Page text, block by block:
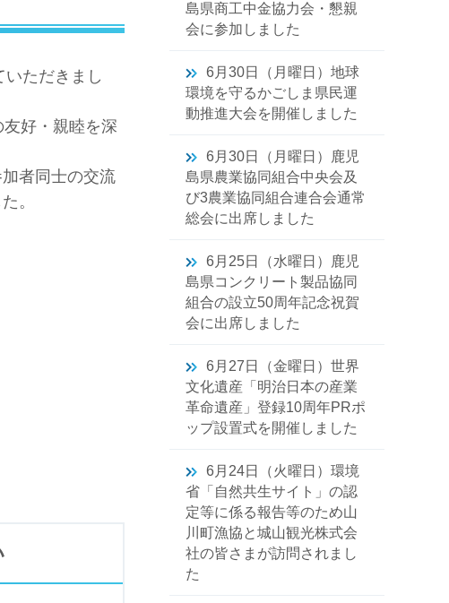
ただきまし
好・親睦を深
者同士の交流
。
島県商工中金協力会・懇親
会に参加しました
6月30日（月曜日）地球
環境を守るかごしま県民運
動推進大会を開催しました
6月30日（月曜日）鹿児
島県農業協同組合中央会及
び3農業協同組合連合会通常
総会に出席しました
6月25日（水曜日）鹿児
島県コンクリート製品協同
組合の設立50周年記念祝賀
会に出席しました
6月27日（金曜日）世界
文化遺産「明治日本の産業
革命遺産」登録10周年PRポ
ップ設置式を開催しました
6月24日（火曜日）環境
省「自然共生サイト」の認
定等に係る報告等のため山
川町漁協と城山観光株式会
社の皆さまが訪問されまし
た